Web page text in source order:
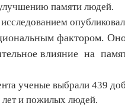
памяти людей.
фактором. Оно
влияние на
ученые выбрали 439
и пожилых людей.